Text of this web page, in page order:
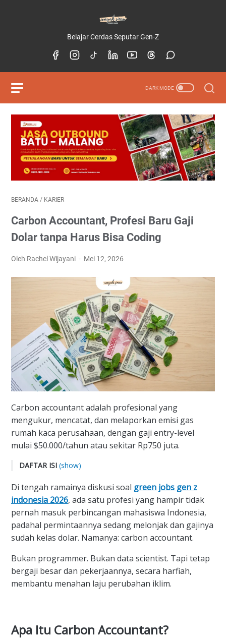
Belajar Cerdas Seputar Gen-Z
BERANDA / KARIER
Carbon Accountant, Profesi Baru Gaji
Dolar tanpa Harus Bisa Coding
Oleh Rachel Wijayani Mei 12, 2026
Carbon accountant adalah profesional yang
mengukur, mencatat, dan melaporkan emisi gas
rumah kaca perusahaan, dengan gaji entry-level
mulai $50.000/tahun atau sekitar Rp750 juta.
DAFTAR ISI (show)
Kenapa Profesi Ini Tiba-Tiba Dibutuhkan?
Nggak Perlu Jago Coding? Serius?
Berapa Gajinya?
Bisa Belajar dari Mana?
FAQ
1. Apa bedanya carbon accountant dengan akuntan
3. Berapa lama waktu belajar untuk jadi carbon
Di tengah ramainya diskusi soal green jobs gen z
indonesia 2026, ada satu profesi yang hampir tidak
pernah masuk perbincangan mahasiswa Indonesia,
padahal permintaannya sedang melonjak dan gajinya
sudah kelas dolar. Namanya: carbon accountant.
Bukan programmer. Bukan data scientist. Tapi tetap
bergaji besar dan pekerjaannya, secara harfiah,
membantu menahan laju perubahan iklim.
Apa Itu Carbon Accountant?